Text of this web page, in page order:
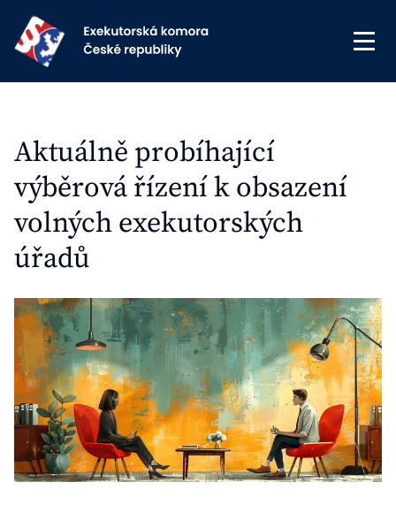
Aktuálně probíhající
výběrová řízení k obsazení
volných exekutorských
úřadů